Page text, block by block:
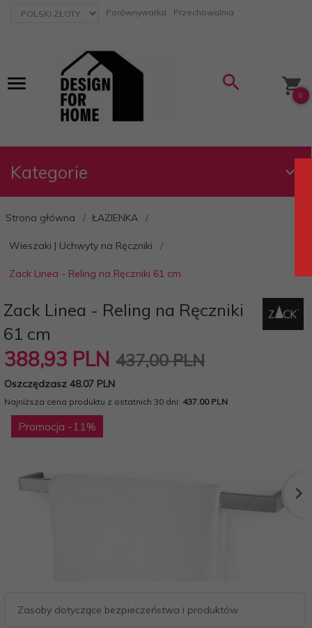
currency_h Porównywarka Przechowalnia
0
Kategorie
Strona główna ŁAZIENKA
Wieszaki | Uchwyty na Ręczniki
Zack Linea - Reling na Ręczniki 61 cm
Zack Linea - Reling na Ręczniki
61 cm
388,93 PLN 437,00 PLN
Oszczędzasz 48.07 PLN
Najniższa cena produktu z ostatnich 30 dni: 437.00 PLN
Promocja -11%
Zasoby dotyczące bezpieczeństwa i produktów